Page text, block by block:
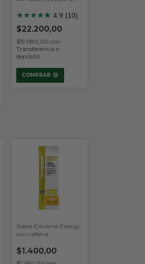
★★★★★
★ 4.9 (10)
$22.200,00
$19.980,00 con
Transferencia o
depósito
COMPRAR
Sobre Extreme Energy
con cafeina
$1.400,00